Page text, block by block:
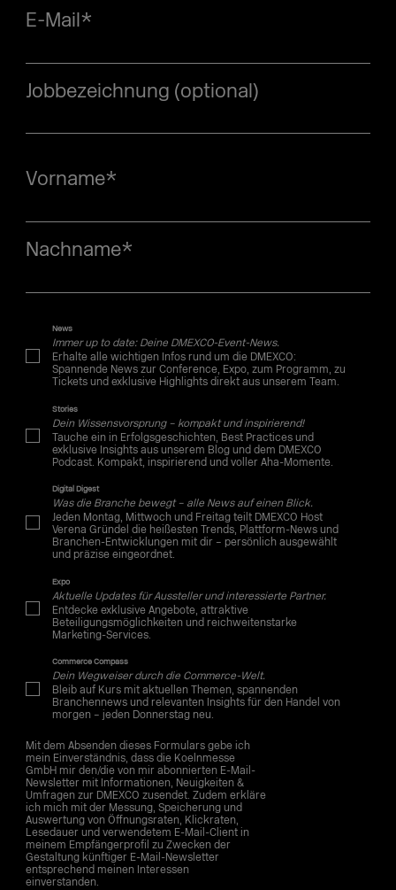
E-Mail*
Jobbezeichnung (optional)
Vorname*
Nachname*
News
Immer up to date: Deine DMEXCO-Event-News.
Erhalte alle wichtigen Infos rund um die DMEXCO:
Spannende News zur Conference, Expo, zum Programm, zu
Tickets und exklusive Highlights direkt aus unserem Team.
Stories
Dein Wissensvorsprung – kompakt und inspirierend!
Tauche ein in Erfolgsgeschichten, Best Practices und
exklusive Insights aus unserem Blog und dem DMEXCO
Podcast. Kompakt, inspirierend und voller Aha-Momente.
Digital Digest
Was die Branche bewegt – alle News auf einen Blick.
Jeden Montag, Mittwoch und Freitag teilt DMEXCO Host
Verena Gründel die heißesten Trends, Plattform-News und
Branchen-Entwicklungen mit dir – persönlich ausgewählt
und präzise eingeordnet.
Expo
Aktuelle Updates für Aussteller und interessierte Partner.
Entdecke exklusive Angebote, attraktive
Beteiligungsmöglichkeiten und reichweitenstarke
Marketing-Services.
Commerce Compass
Dein Wegweiser durch die Commerce-Welt.
Bleib auf Kurs mit aktuellen Themen, spannenden
Branchennews und relevanten Insights für den Handel von
morgen – jeden Donnerstag neu.
Mit dem Absenden dieses Formulars gebe ich
mein Einverständnis, dass die Koelnmesse
GmbH mir den/die von mir abonnierten E-Mail-
Newsletter mit Informationen, Neuigkeiten &
Umfragen zur DMEXCO zusendet. Zudem erkläre
ich mich mit der Messung, Speicherung und
Auswertung von Öffnungsraten, Klickraten,
Lesedauer und verwendetem E-Mail-Client in
meinem Empfängerprofil zu Zwecken der
Gestaltung künftiger E-Mail-Newsletter
entsprechend meinen Interessen
einverstanden.